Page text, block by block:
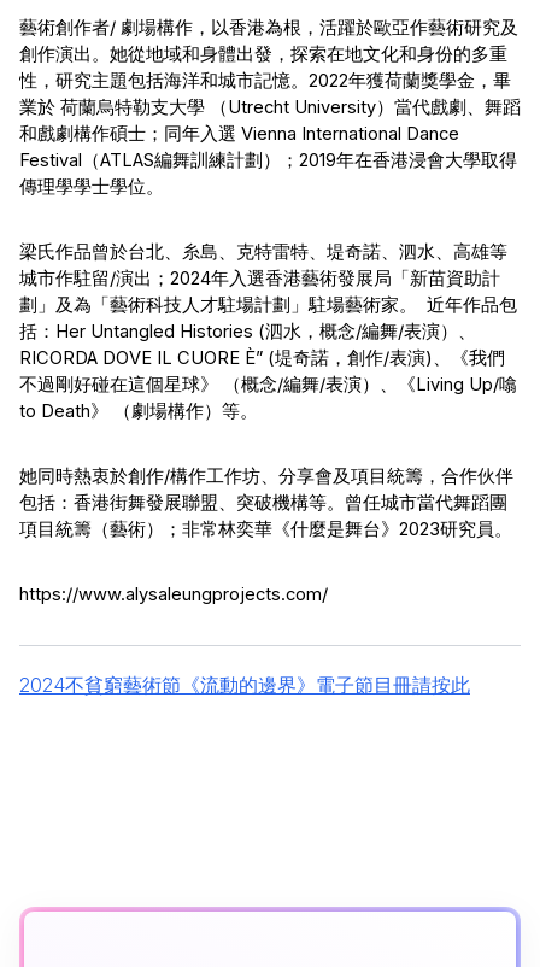
藝術創作者/ 劇場構作，以香港為根，活躍於歐亞作藝術研究及
創作演出。她從地域和身體出發，探索在地文化和身份的多重
性，研究主題包括海洋和城市記憶。2022年獲荷蘭獎學金，畢
業於 荷蘭烏特勒支大學 （Utrecht University）當代戲劇、舞蹈
和戲劇構作碩士；同年入選 Vienna International Dance
Festival（ATLAS編舞訓練計劃）；2019年在香港浸會大學取得
傳理學學士學位。
梁氏作品曾於台北、糸島、克特雷特、堤奇諾、泗水、高雄等
城市作駐留/演出；2024年入選香港藝術發展局「新苗資助計
劃」及為「藝術科技人才駐場計劃」駐場藝術家。  近年作品包
括：Her Untangled Histories (泗水，概念/編舞/表演）、
RICORDA DOVE IL CUORE È” (堤奇諾，創作/表演)、《我們
不過剛好碰在這個星球》 （概念/編舞/表演）、《Living Up/噏
to Death》 （劇場構作）等。
她同時熱衷於創作/構作工作坊、分享會及項目統籌，合作伙伴
包括：香港街舞發展聯盟、突破機構等。曾任城市當代舞蹈團
項目統籌（藝術）；非常林奕華《什麼是舞台》2023研究員。
https://www.alysaleungprojects.com/
2024不貧窮藝術節《流動的邊界》電子節目冊請按此